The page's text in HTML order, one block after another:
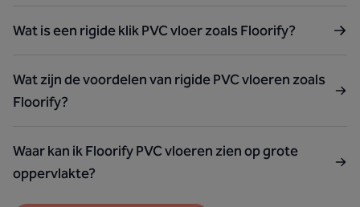
Wat is een rigide klik PVC vloer zoals Floorify?
Wat zijn de voordelen van rigide PVC vloeren zoals
Floorify?
Waar kan ik Floorify PVC vloeren zien op grote
oppervlakte?